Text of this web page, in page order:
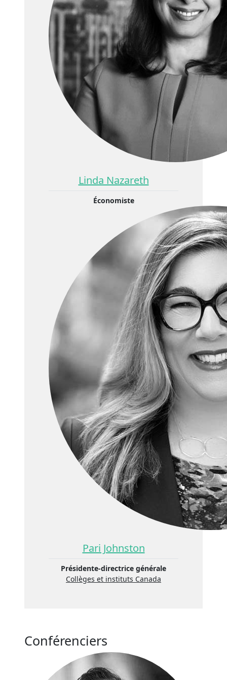
Linda Nazareth
Économiste
Pari Johnston
Présidente-directrice générale
Collèges et instituts Canada
Conférenciers